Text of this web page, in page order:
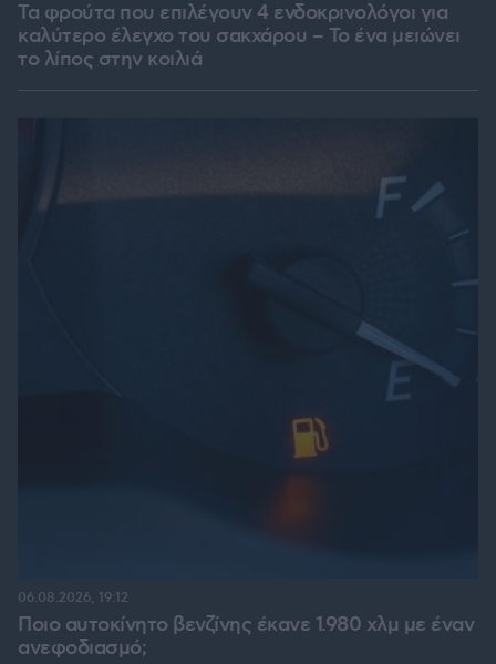
Τα φρούτα που επιλέγουν 4 ενδοκρινολόγοι για
καλύτερο έλεγχο του σακχάρου – Το ένα μειώνει
το λίπος στην κοιλιά
Ποιο αυτοκίνητο βενζίνης έκανε 1.980 χλμ με έναν
ανεφοδιασμό;
06.08.2026, 19:12